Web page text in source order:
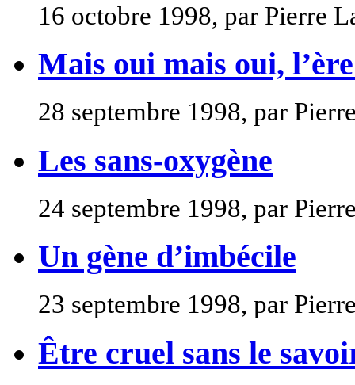
16 octobre 1998, par Pierre
Mais oui mais oui,
28 septembre 1998, par
Les sans-oxygène
24 septembre 1998, par
Un gène d’imbécile
23 septembre 1998, par
Être cruel sans le